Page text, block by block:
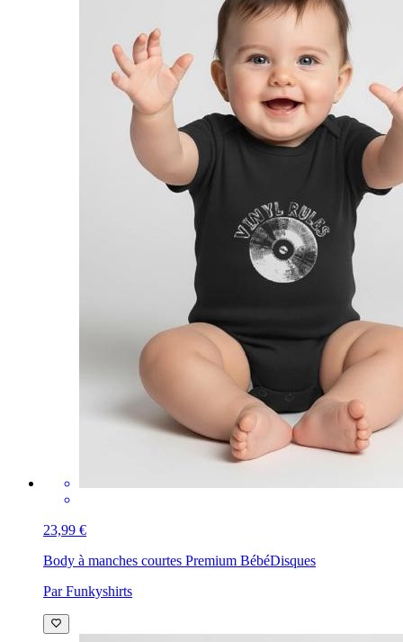
23,99 €
Body à manches courtes Premium BébéDisques
Par Funkyshirts